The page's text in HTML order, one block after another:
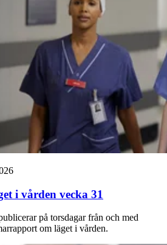
i vården vecka 31
på torsdagar från och med
om läget i vården.